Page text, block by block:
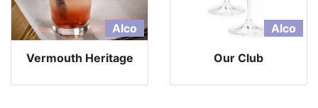
Alco
Vermouth Heritage
Alco
Our Club